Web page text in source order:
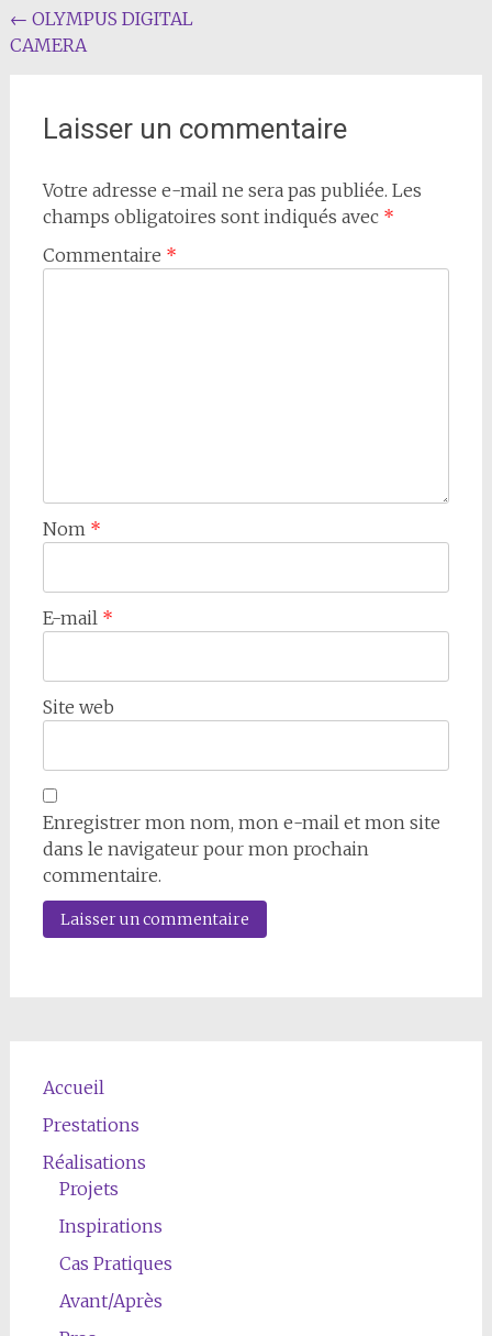
Navigation
de
← OLYMPUS DIGITAL
CAMERA
Laisser un commentaire
Votre adresse e-mail ne sera pas publiée. Les
champs obligatoires sont indiqués avec *
Commentaire *
Nom *
E-mail *
Site web
Enregistrer mon nom, mon e-mail et mon site
dans le navigateur pour mon prochain
commentaire.
Accueil
Prestations
Réalisations
Projets
Inspirations
Cas Pratiques
Avant/Après